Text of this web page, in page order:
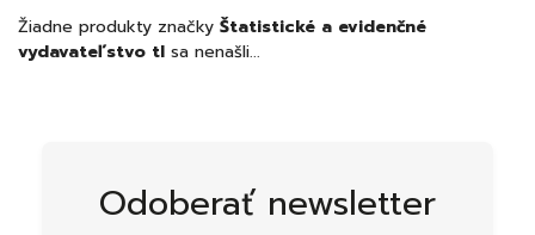
Žiadne produkty značky Štatistické a evidenčné
vydavateľstvo tl sa nenašli...
Odoberať newsletter